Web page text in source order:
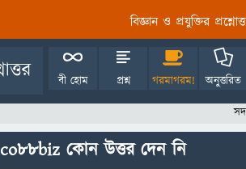
বিজ্ঞান ও প্রযুক্তির
বী হোম প্রশ্ন গরমাগরম! অনুত্তরিত
co88biz কোন উত্তর দেন নি